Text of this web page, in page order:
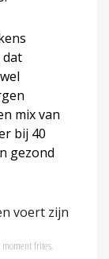
dat
mix van
bij 40
gezond
frites.